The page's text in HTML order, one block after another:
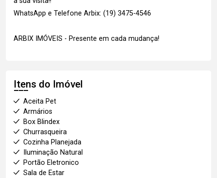
WhatsApp e Telefone Arbix: (19) 3475-4546
ARBIX IMÓVEIS - Presente em cada mudança!
Itens do Imóvel
Aceita Pet
Armários
Box Blindex
Churrasqueira
Cozinha Planejada
Iluminação Natural
Portão Eletronico
Sala de Estar